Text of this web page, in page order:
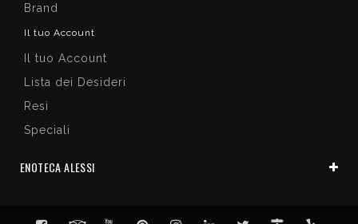
Brand
Il tuo Account
Il tuo Account
Lista dei Desideri
Resi
Speciali
ENOTECA ALESSI